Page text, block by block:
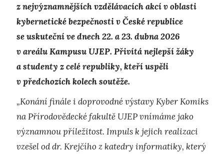
z nejvýznamnějších vzdělávacích akcí v oblasti
kybernetické bezpečnosti v České republice
se uskuteční ve dnech 22. a 23. dubna 2026
v areálu Kampusu UJEP. Přivítá nejlepší žáky
a studenty z celé republiky, kteří uspěli
v předchozích kolech soutěže.
„Konání finále i doprovodné výstavy Kyber Komiks
na Přírodovědecké fakultě UJEP vnímáme jako
významnou příležitost. Impuls k jejich realizaci
vzešel od dr. Krejčího z katedry informatiky, který